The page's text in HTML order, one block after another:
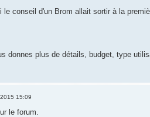
conseil d'un Brom allait sortir à la
donnes plus de détails, budget, type
15:09
le forum.